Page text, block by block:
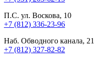
П.С. ул. Воскова, 10
+7 (812) 336-23-96
Наб. Обводного канала, 21
+7 (812) 327-82-82